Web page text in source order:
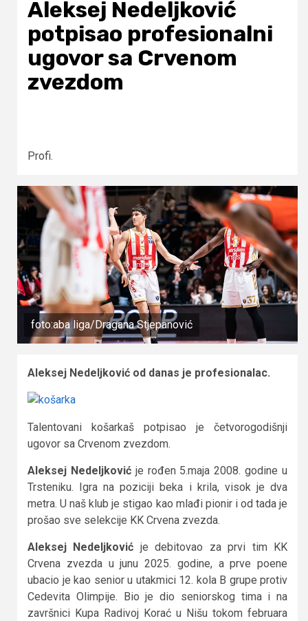
Aleksej Nedeljković
potpisao profesionalni
ugovor sa Crvenom
zvezdom
Profi.
foto:aba liga/Dragana Stjepanović
Aleksej Nedeljković od danas je profesionalac.
Talentovani košarkaš potpisao je četvorogodišnji
ugovor sa Crvenom zvezdom.
Aleksej Nedeljkovićje rođen 5.maja 2008. godine u
Trsteniku. Igra na poziciji beka i krila, visok je dva
metra. U naš klub je stigao kao mlađi pionir i od tada je
prošao sve selekcije KK Crvena zvezda.
Aleksej Nedeljković je debitovao za prvi tim KK
Crvena zvezda u junu 2025. godine, a prve poene
ubacio je kao senior u utakmici 12. kola B grupe protiv
Cedevita Olimpije. Bio je dio seniorskog tima i na
završnici Kupa Radivoj Korać u Nišu tokom februara